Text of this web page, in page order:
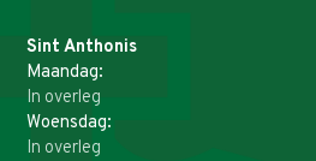
Sint Anthonis
Maandag:
In overleg
Woensdag:
In overleg